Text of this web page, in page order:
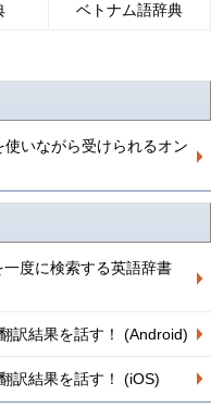
ベトナム語辞典
いながら受けられるオン
度に検索する英語辞書
訳結果を話す！ (Android)
訳結果を話す！ (iOS)